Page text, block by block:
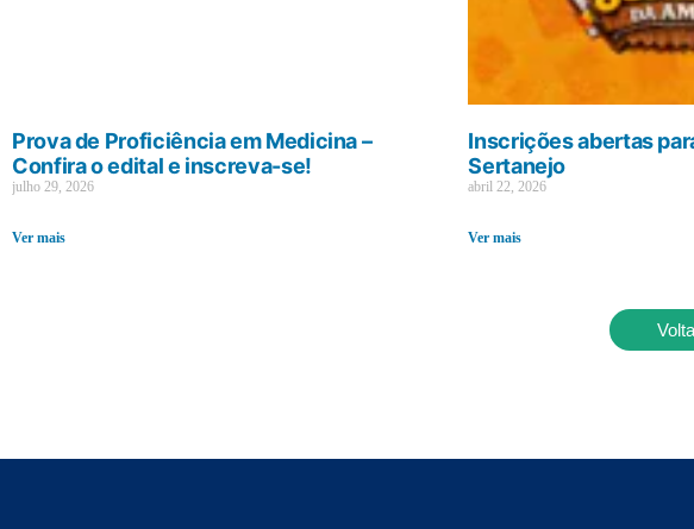
Prova de Proficiência em Medicina –
Confira o edital e inscreva-se!
julho 29, 2026
Ver mais
Inscrições abertas
Sertanejo
abril 22, 2026
Ver mais